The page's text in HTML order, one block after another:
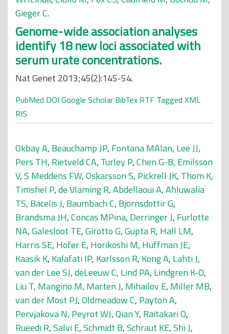
Gieger C.
Genome-wide association analyses
identify 18 new loci associated with
serum urate concentrations.
Nat Genet 2013;45(2):145-54.
PubMed DOI Google Scholar BibTex RTF Tagged XML
RIS
Okbay A, Beauchamp JP, Fontana MAlan, Lee JJ,
Pers TH, Rietveld CA, Turley P,Chen G-B, Emilsson
V,S Meddens FW,Oskarsson S, Pickrell JK, Thom K,
Timshel P,de Vlaming R,Abdellaoui A,Ahluwalia
TS, Bacelis J, Baumbach C, Bjornsdottir G,
Brandsma JH,Concas MPina, Derringer J, Furlotte
NA,Galesloot TE,Girotto G,Gupta R, Hall LM,
Harris SE, Hofer E, Horikoshi M, Huffman JE,
Kaasik K, Kalafati IP, Karlsson R, Kong A, Lahti J,
van der Lee SJ,deLeeuw C, Lind PA, Lindgren K-O,
Liu T, Mangino M, Marten J, Mihailov E, Miller MB,
van der Most PJ,Oldmeadow C, Payton A,
Pervjakova N, Peyrot WJ,Qian Y, Raitakari O,
Rueedi R,Salvi E,Schmidt B,Schraut KE,Shi J,